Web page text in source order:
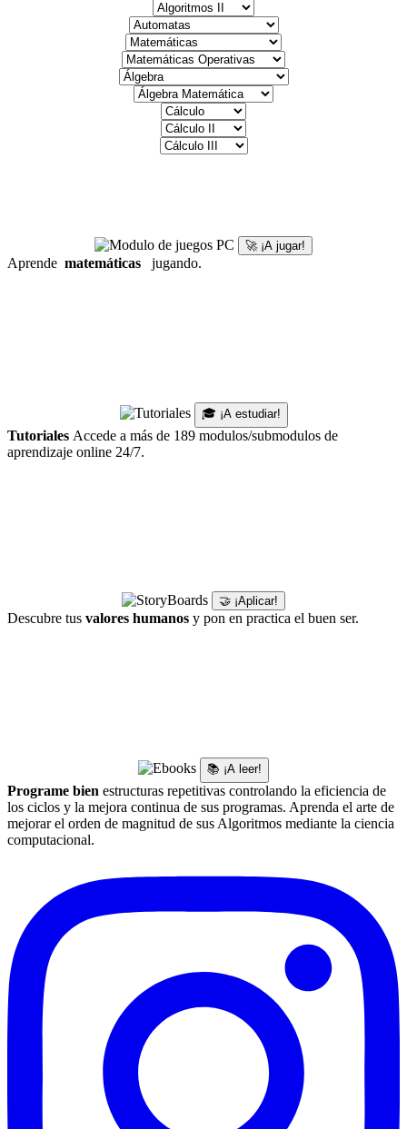
🚀 ¡A jugar!
Aprende matemáticas jugando.
🎓 ¡A estudiar!
Tutoriales Accede a más de 189 modulos/submodulos de
aprendizaje online 24/7.
🤝 ¡Aplicar!
Descubre tus valores humanos y pon en practica el buen ser.
📚 ¡A leer!
Programe bien estructuras repetitivas controlando la eficiencia de
los ciclos y la mejora continua de sus programas. Aprenda el arte de
mejorar el orden de magnitud de sus Algoritmos mediante la ciencia
computacional.